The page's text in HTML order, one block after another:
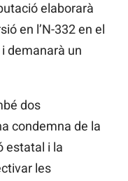
elaborarà
en l’N-332 en el
demanarà un
dos
condemna de la
estatal i la
les